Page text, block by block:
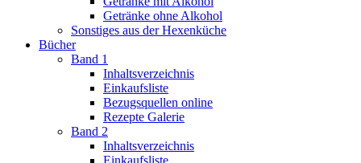
Getränke ohne Alkohol
Sonstiges aus der Hexenküche
Bücher
Band 1
Inhaltsverzeichnis
Einkaufsliste
Bezugsquellen online
Rezepte Galerie
Band 2
Inhaltsverzeichnis
Einkaufsliste